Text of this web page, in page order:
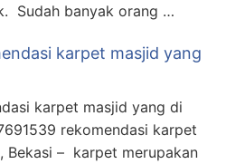
Sudah banyak orang …
karpet masjid yang
karpet masjid yang di
rekomendasi karpet
Bekasi – karpet merupakan